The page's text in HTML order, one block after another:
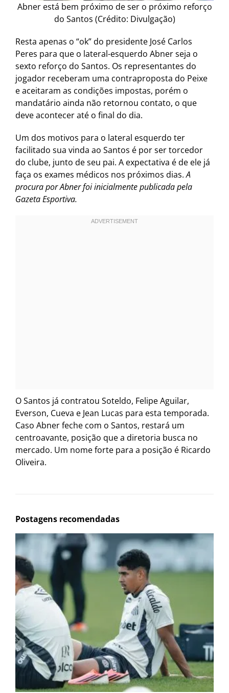
Abner está bem próximo de ser o próximo reforço
do Santos (Crédito: Divulgação)
Resta apenas o “ok” do presidente José Carlos
Peres para que o lateral-esquerdo Abner seja o
sexto reforço do Santos. Os representantes do
jogador receberam uma contraproposta do Peixe
e aceitaram as condições impostas, porém o
mandatário ainda não retornou contato, o que
deve acontecer até o final do dia.
Um dos motivos para o lateral esquerdo ter
facilitado sua vinda ao Santos é por ser torcedor
do clube, junto de seu pai. A expectativa é de ele já
faça os exames médicos nos próximos dias.A
procura por Abner foi inicialmente publicada pela
Gazeta Esportiva.
O Santos já contratou Soteldo, Felipe Aguilar,
Everson, Cueva e Jean Lucas para esta temporada.
Caso Abner feche com o Santos, restará um
centroavante, posição que a diretoria busca no
mercado. Um nome forte para a posição é Ricardo
Oliveira.
Postagens recomendadas